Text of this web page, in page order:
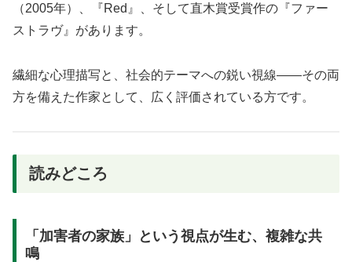
（2005年）、『Red』、そして直木賞受賞作の『ファー
ストラヴ』があります。
繊細な心理描写と、社会的テーマへの鋭い視線——その両
方を備えた作家として、広く評価されている方です。
読みどころ
「加害者の家族」という視点が生む、複雑な共
鳴